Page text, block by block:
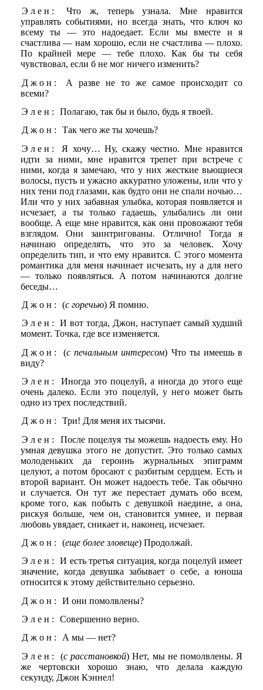
Элен:
Что ж, теперь узнала. Мне нравится
управлять событиями, но всегда знать, что ключ ко
всему ты — это надоедает. Если мы вместе и я
счастлива — нам хорошо, если не счастлива — плохо.
По крайней мере — тебе плохо. Как бы ты себя
чувствовал, если б не мог ничего изменить?
Джон:
А разве не то же самое происходит со
всеми?
Элен:
Полагаю, так бы и было, будь я твоей.
Джон:
Так чего же ты хочешь?
Элен:
Я хочу… Ну, скажу честно. Мне нравится
идти за ними, мне нравится трепет при встрече с
ними, когда я замечаю, что у них жесткие вьющиеся
волосы, пусть и ужасно аккуратно уложены, или что у
них тени под глазами, как будто они не спали ночью…
Или что у них забавная улыбка, которая появляется и
исчезает, а ты только гадаешь, улыбались ли они
вообще. А еще мне нравится, как они провожают тебя
взглядом. Они заинтригованы. Отлично! Тогда я
начинаю определять, что это за человек. Хочу
определить тип, и что ему нравится. С этого момента
романтика для меня начинает исчезать, ну а для него
— только появляться. А потом начинаются долгие
беседы…
Джон:
(с горечью) Я помню.
Элен:
И вот тогда, Джон, наступает самый худший
момент. Точка, где все изменяется.
Джон:
(с печальным интересом) Что ты имеешь в
виду?
Элен:
Иногда это поцелуй, а иногда до этого еще
очень далеко. Если это поцелуй, у него может быть
одно из трех последствий.
Джон:
Три! Для меня их тысячи.
Элен:
После поцелуя ты можешь надоесть ему. Но
умная девушка этого не допустит. Это только самых
молоденьких да героинь журнальных эпиграмм
целуют, а потом бросают с разбитым сердцем. Есть и
второй вариант. Он может надоесть тебе. Так обычно
и случается. Он тут же перестает думать обо всем,
кроме того, как побыть с девушкой наедине, а она,
рискуя больше, чем он, становится умнее, и первая
любовь увядает, сникает и, наконец, исчезает.
Джон:
(еще более зловеще) Продолжай.
Элен:
И есть третья ситуация, когда поцелуй имеет
значение, когда девушка забывает о себе, а юноша
относится к этому действительно серьезно.
Джон:
И они помолвлены?
Элен:
Совершенно верно.
Джон:
А мы — нет?
Элен:
(с расстановкой) Нет, мы не помолвлены. Я
же чертовски хорошо знаю, что делала каждую
секунду, Джон Кэннел!